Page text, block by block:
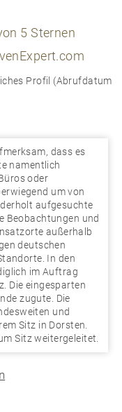
5 Sternen
Profil (Abrufdatum
dass es
namentlich
oder
um von
aufgesuchte
Beobachtungen und
außerhalb
deutschen
In den
im Auftrag
Die eingesparten
zugute. Die
und
Sitz in Dorsten.
Sitz weitergeleitet.